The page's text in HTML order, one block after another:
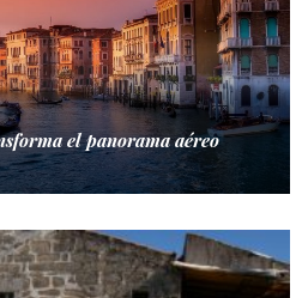
el panorama aéreo